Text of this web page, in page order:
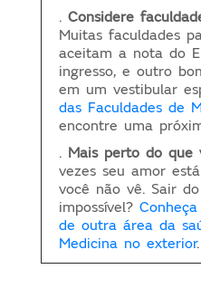
. Considere
Muitas faculdades
aceitam a nota do
ingresso, e outro
em um vestibular
das Faculdades de
encontre uma
.Mais perto do que
vezes seu amor
você não vê. Sair
impossível?
de outra área da
Medicina no exterior.